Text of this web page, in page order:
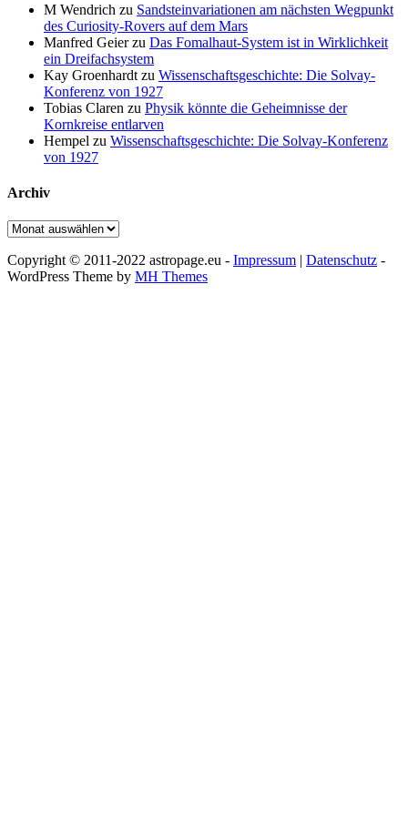
M Wendrich zu Sandsteinvariationen am nächsten Wegpunkt
des Curiosity-Rovers auf dem Mars
Manfred Geierzu Das Fomalhaut-System ist in Wirklichkeit
ein Dreifachsystem
Kay Groenhardt zu Wissenschaftsgeschichte: Die Solvay-
Konferenz von 1927
Tobias Claren zu Physik könnte die Geheimnisse der
Kornkreise entlarven
Hempel zu Wissenschaftsgeschichte: Die Solvay-Konferenz
von 1927
Archiv
Archiv
Copyright © 2011-2022 astropage.eu - Impressum | Datenschutz -
WordPress Theme by MH Themes